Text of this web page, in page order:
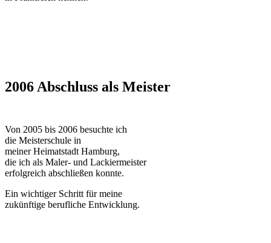
2006 Abschluss als Meister
Von 2005 bis 2006 besuchte ich
die Meisterschule in
meiner Heimatstadt Hamburg,
die ich als Maler- und Lackiermeister
erfolgreich abschließen konnte.
Ein wichtiger Schritt für meine
zukünftige berufliche Entwicklung.